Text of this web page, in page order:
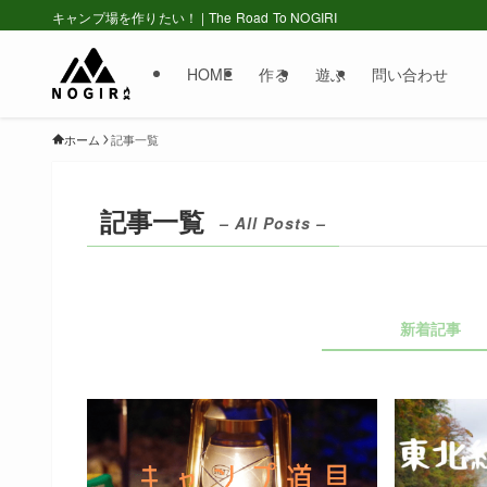
キャンプ場を作りたい！ | The Road To NOGIRI
HOME 作る 遊ぶ 問い合わせ
ホーム 記事一覧
記事一覧 – All Posts –
新着記事